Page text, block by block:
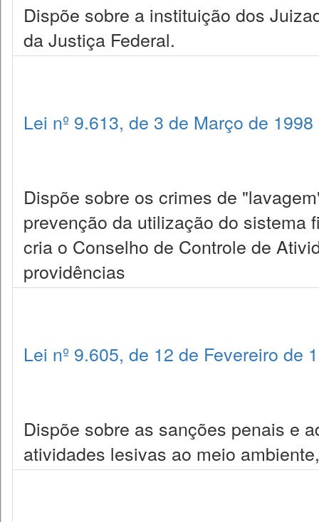
Dispõe sobre a instituição dos
da Justiça Federal.
Lei nº 9.613, de 3 de Março de 1998
Dispõe sobre os crimes de
prevenção da utilização do sistema
cria o Conselho de Controle de
providências
Lei nº 9.605, de 12 de Fevereiro de
Dispõe sobre as sanções penais e
atividades lesivas ao meio